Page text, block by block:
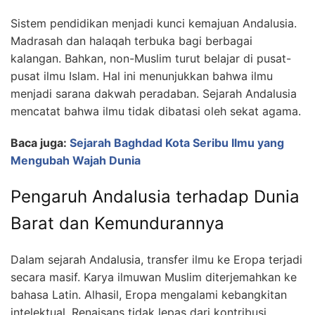
Sistem pendidikan menjadi kunci kemajuan Andalusia.
Madrasah dan halaqah terbuka bagi berbagai
kalangan. Bahkan, non-Muslim turut belajar di pusat-
pusat ilmu Islam. Hal ini menunjukkan bahwa ilmu
menjadi sarana dakwah peradaban. Sejarah Andalusia
mencatat bahwa ilmu tidak dibatasi oleh sekat agama.
Baca juga: Sejarah Baghdad Kota Seribu Ilmu yang
Mengubah Wajah Dunia
Pengaruh Andalusia terhadap Dunia
Barat dan Kemundurannya
Dalam sejarah Andalusia, transfer ilmu ke Eropa terjadi
secara masif. Karya ilmuwan Muslim diterjemahkan ke
bahasa Latin. Alhasil, Eropa mengalami kebangkitan
intelektual. Renaisans tidak lepas dari kontribusi